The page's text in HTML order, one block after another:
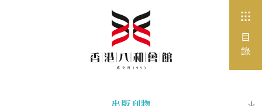
目
錄